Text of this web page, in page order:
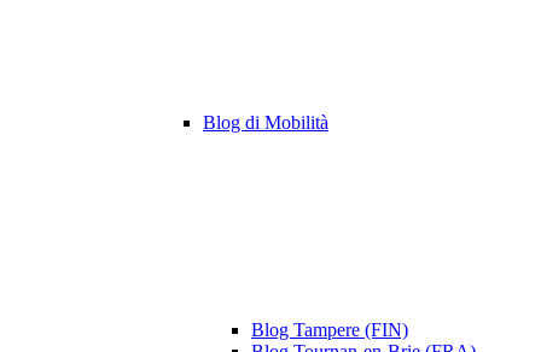
Blog di Mobilità
Blog Tampere (FIN)